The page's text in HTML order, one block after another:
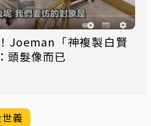
Joeman「神複製白賢
頭髮像而已
義